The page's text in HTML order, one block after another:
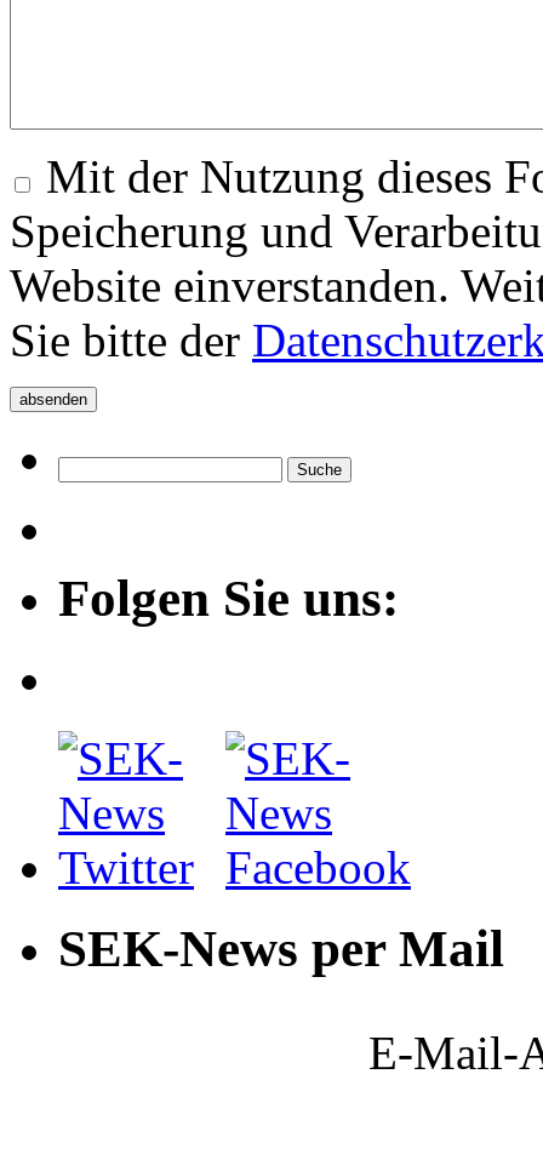
Mit der Nutzung dieses
Speicherung und
Website einverstanden.
Sie bitte der
Folgen Sie uns:
SEK-News per Mail
E-Mail-